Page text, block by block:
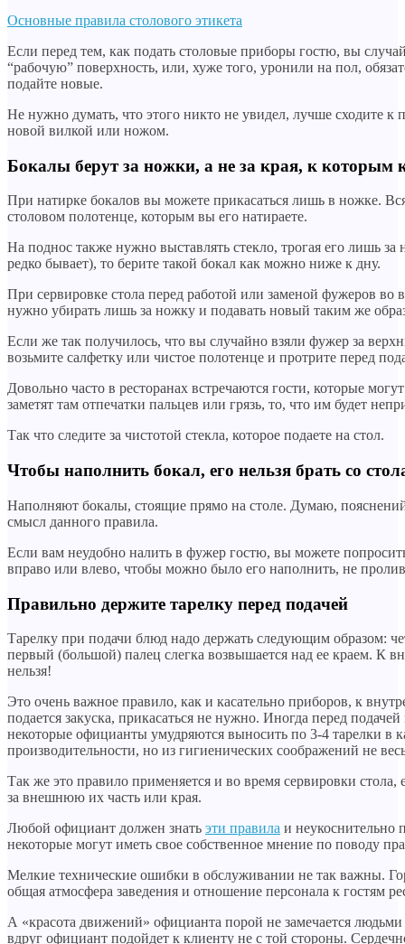
Основные правила столового этикета
Если перед тем, как подать столовые приборы гостю, вы
“рабочую” поверхность, или, хуже того, уронили на пол,
подайте новые.
Не нужно думать, что этого никто не увидел, лучше сходите к
новой вилкой или ножом.
Бокалы берут за ножки, а не за края, к которым
При натирке бокалов вы можете прикасаться лишь в ножке.
столовом полотенце, которым вы его натираете.
На поднос также нужно выставлять стекло, трогая его лишь
редко бывает), то берите такой бокал как можно ниже к дну.
При сервировке стола перед работой или заменой фужеров во
нужно убирать лишь за ножку и подавать новый таким же
Если же так получилось, что вы случайно взяли фужер за
возьмите салфетку или чистое полотенце и протрите перед
Довольно часто в ресторанах встречаются гости, которые
заметят там отпечатки пальцев или грязь, то, что им будет
Так что следите за чистотой стекла, которое подаете на стол.
Чтобы наполнить бокал, его нельзя брать со
Наполняют бокалы, стоящие прямо на столе. Думаю,
смысл данного правила.
Если вам неудобно налить в фужер гостю, вы можете
вправо или влево, чтобы можно было его наполнить, не
Правильно держите тарелку перед подачей
Тарелку при подачи блюд надо держать следующим образом:
первый (большой) палец слегка возвышается над ее краем. К
нельзя!
Это очень важное правило, как и касательно приборов, к
подается закуска, прикасаться не нужно. Иногда перед
некоторые официанты умудряются выносить по 3-4 тарелки в
производительности, но из гигиенических соображений не
Так же это правило применяется и во время сервировки стола,
за внешнюю их часть или края.
Любой официант должен знать эти правила и неукоснительно
некоторые могут иметь свое собственное мнение по поводу
Мелкие технические ошибки в обслуживании не так важны.
общая атмосфера заведения и отношение персонала к гостям
А «красота движений» официанта порой не замечается
вдруг официант подойдет к клиенту не с той стороны.